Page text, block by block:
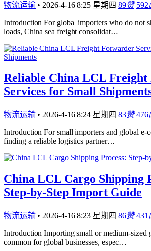
物流运输 • 2026-4-16 8:25 星期四 89赞 592
Introduction For global importers who do not
loads, China sea freight consolidat…
Reliable China LCL
Services for Small
物流运输 • 2026-4-16 8:24 星期四 83赞 476
Introduction For small importers and global e-
finding a reliable logistics partner…
China LCL Cargo Shipping
Step-by-Step Import Guide
物流运输 • 2026-4-16 8:23 星期四 86赞 431
Introduction Importing small or medium-sized
common for global businesses, espec…